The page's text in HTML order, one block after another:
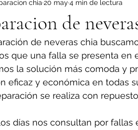
de
chia 20 may 4 min de lectura
de neveras chia
que una falla se presenta
la solución más comoda y
eficaz y económica en todas
se realiza con
días nos consultan por